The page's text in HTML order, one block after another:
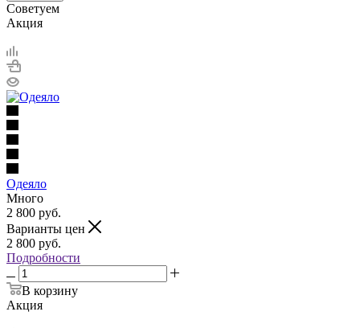
Советуем
Акция
Одеяло
Много
2 800 руб.
Варианты цен
2 800 руб.
Подробности
В корзину
Акция